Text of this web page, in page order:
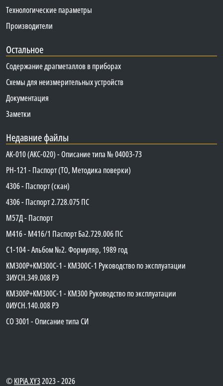
Технологические параметры
Производители
Остальное
Содержание драгметаллов в приборах
Схемы для неизмерительных устройств
Документация
Заметки
Недавние файлы
АК-010 (АКС-020) - Описание типа № 04003-73
PH-121 - Паспорт (ТО, Методика поверки)
4306 - Паспорт (скан)
4306 - Паспорт 2.728.075 ПС
М57Д - Паспорт
М416 - М416/1 Паспорт Ба2.729.006 ПС
C1-104 - Альбом №2. Формуляр, 1989 год
КМ300Р+КМ300С-1 - КМ300C-1 Руководство по эксплуатации
3ИУСН.349.008 РЭ
КМ300Р+КМ300С-1 - КМ300 Руководство по эксплуатации
0ИУСН.140.008 РЭ
СО 3001 - Описание типа СИ
©KIPiA.XY32023 - 2026